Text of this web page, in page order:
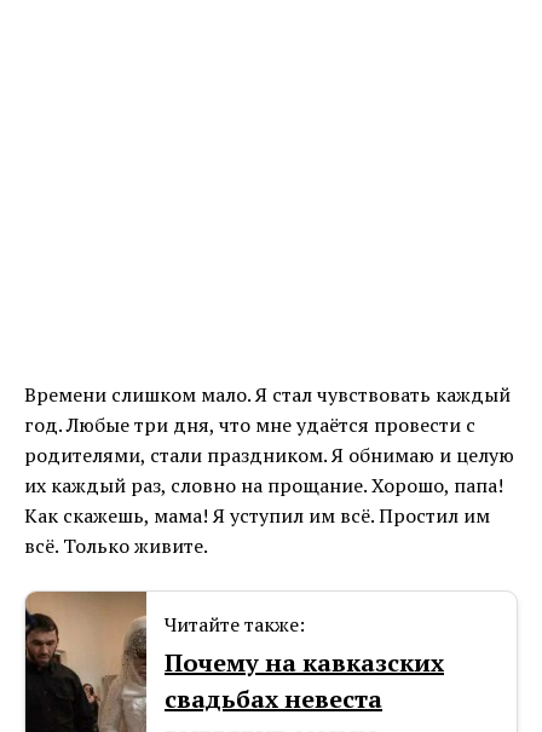
Времени слишком мало. Я стал чувствовать каждый
год. Любые три дня, что мне удаётся провести с
родителями, стали праздником. Я обнимаю и целую
их каждый раз, словно на прощание. Хорошо, папа!
Как скажешь, мама! Я уступил им всё. Простил им
всё. Только живите.
Читайте также:
Почему на кавказских
свадьбах невеста